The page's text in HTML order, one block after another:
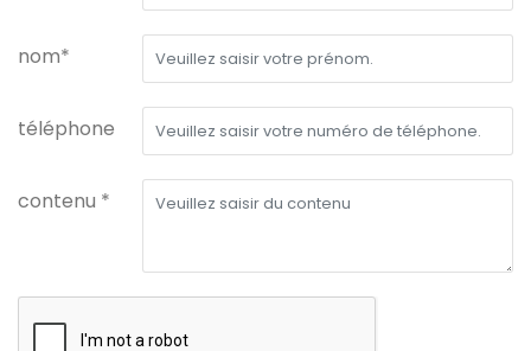
nom*
téléphone
contenu *